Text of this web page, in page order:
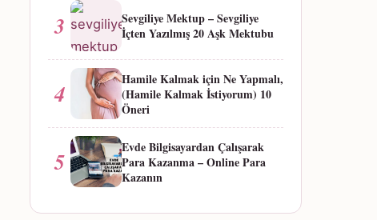
3
Sevgiliye Mektup – Sevgiliye
İçten Yazılmış 20 Aşk Mektubu
4
Hamile Kalmak için Ne Yapmalı,
(Hamile Kalmak İstiyorum) 10
Öneri
5
Evde Bilgisayardan Çalışarak
Para Kazanma – Online Para
Kazanın